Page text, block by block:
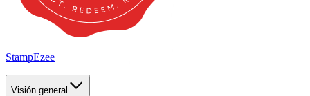
StampEzee
Visión general